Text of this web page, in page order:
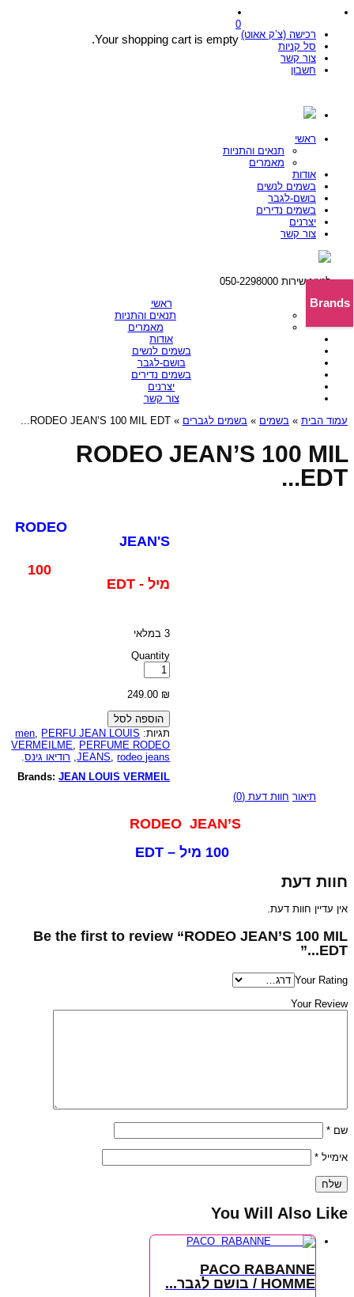
רכישה (צ’ק אאוט)
סל קניות
צור קשר
חשבון
0
Your shopping cart is empty.
ראשי
תנאים והתניות
מאמרים
אודות
בשמים לנשים
בושם-לגבר
בשמים נדירים
יצרנים
צור קשר
לנציג שירות 050-2298000
ראשי
תנאים והתניות
מאמרים
אודות
בשמים לנשים
בושם-לגבר
בשמים נדירים
יצרנים
צור קשר
עמוד הבית » בשמים » בשמים לגברים » RODEO JEAN’S 100 MIL EDT...
RODEO JEAN’S 100 MIL
EDT...
RODEO
JEAN'S
100
מיל - EDT
3 במלאי
Quantity
כמות
של
RODEO
100
MIL
EDT
/
בושם
לגבר
רודיאו
מיל
דה
טוואלט
249.00 ₪
הוספה לסל
תגיות:
men, PERFU JEAN LOUIS
VERMEILME, PERFUME RODEO
JEANS,rodeo jeans
, רודיאו גינס.
Brands:JEAN LOUIS VERMEIL
תיאור חוות דעת (0)
חוות דעת
אין עדיין חוות דעת.
Be the first to review “RODEO JEAN’S 100 MIL
EDT...”
Your Rating
Your Review
שם *
אימייל *
You Will Also Like
PACO RABANNE
HOMME / בושם לגבר...
Brands